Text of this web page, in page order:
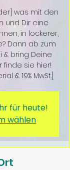
was mit den
und Dir eine
in lockerer,
Dann ab zum
& bring Deine
finde sie hier!
& 19% MwSt.]
für heute!
wählen